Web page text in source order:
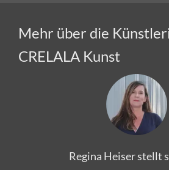
Mehr über die
CRELALA Kunst
Regina Heiser stellt